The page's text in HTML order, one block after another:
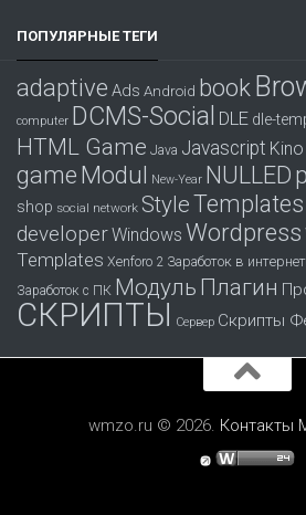
ПОПУЛЯРНЫЕ ТЕГИ
adaptive Ads Android book
computer DCMS-Social DLE dle-
HTML Game Java Javascript Kino
gameModul New-Year NULLED
shop social network StyleTemplates
developerWindows Wordpress
Templates Xenforo 2 Заработок в
Заработок с ПК Модуль Плагин
СКРИПТЫ Сервер Скрипты
wmzo.ru © 2026. Контакты